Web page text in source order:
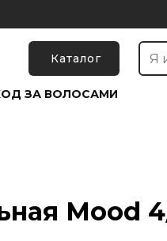
Каталог
ЗА ВОЛОСАМИ
Mood